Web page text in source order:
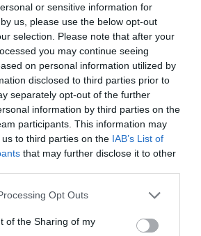
or sensitive information for
us, please use the below opt-out
selection. Please note that after your
you may continue seeing
on personal information utilized by
disclosed to third parties prior to
separately opt-out of the further
information by third parties on the
participants. This information may
to third parties on the IAB’s List of
that may further disclose it to other
Opt Outs
of the Sharing of my
Tramps, Putins un Netanjahu
noskaidrot, kura penis ir
mirst cilvēki.» Bardema runa
pasauli
Īlons Masks uz Trampa vizīti
paņem līdzi dēlu un rāda
grimases
ĢIMENE
uz zoba Trampu